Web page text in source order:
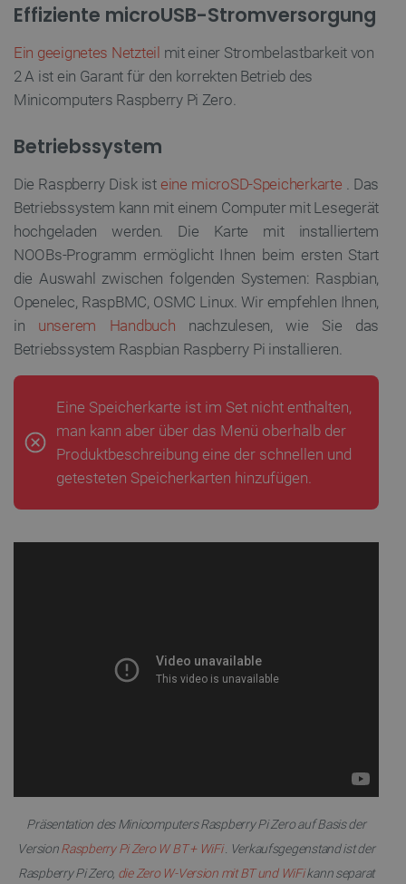
Effiziente microUSB-Stromversorgung
Ein geeignetes Netzteil mit einer Strombelastbarkeit von
2 A ist ein Garant für den korrekten Betrieb des
Minicomputers Raspberry Pi Zero.
Betriebssystem
Die Raspberry Disk ist eine microSD-Speicherkarte . Das
Betriebssystem kann mit einem Computer mit Lesegerät
hochgeladen werden. Die Karte mit installiertem
NOOBs-Programm ermöglicht Ihnen beim ersten Start
die Auswahl zwischen folgenden Systemen: Raspbian,
Openelec, RaspBMC, OSMC Linux. Wir empfehlen Ihnen,
in unserem Handbuch nachzulesen, wie Sie das
Betriebssystem Raspbian Raspberry Pi installieren.
Eine Speicherkarte ist im Set nicht enthalten,
man kann aber über das Menü oberhalb der
Produktbeschreibung eine der schnellen und
getesteten Speicherkarten hinzufügen.
Präsentation des Minicomputers Raspberry Pi Zero auf Basis der
VersionRaspberry Pi Zero W BT + WiFi. Verkaufsgegenstand ist der
Raspberry Pi Zero, die Zero W-Version mit BT und WiFikann separat